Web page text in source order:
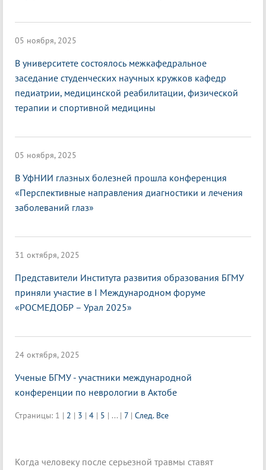
05 ноября, 2025
В университете состоялось межкафедральное
заседание студенческих научных кружков кафедр
педиатрии, медицинской реабилитации, физической
терапии и спортивной медицины
05 ноября, 2025
В УфНИИ глазных болезней прошла конференция
«Перспективные направления диагностики и лечения
заболеваний глаз»
31 октября, 2025
Представители Института развития образования БГМУ
приняли участие в I Международном форуме
«РОСМЕДОБР – Урал 2025»
24 октября, 2025
Ученые БГМУ - участники международной
конференции по неврологии в Актобе
Страницы: 1 | 2 | 3 | 4 | 5 | ... | 7 | След. Все
Когда человеку после серьезной травмы ставят